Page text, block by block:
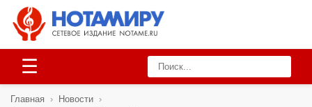
☰
Главная › Новости ›